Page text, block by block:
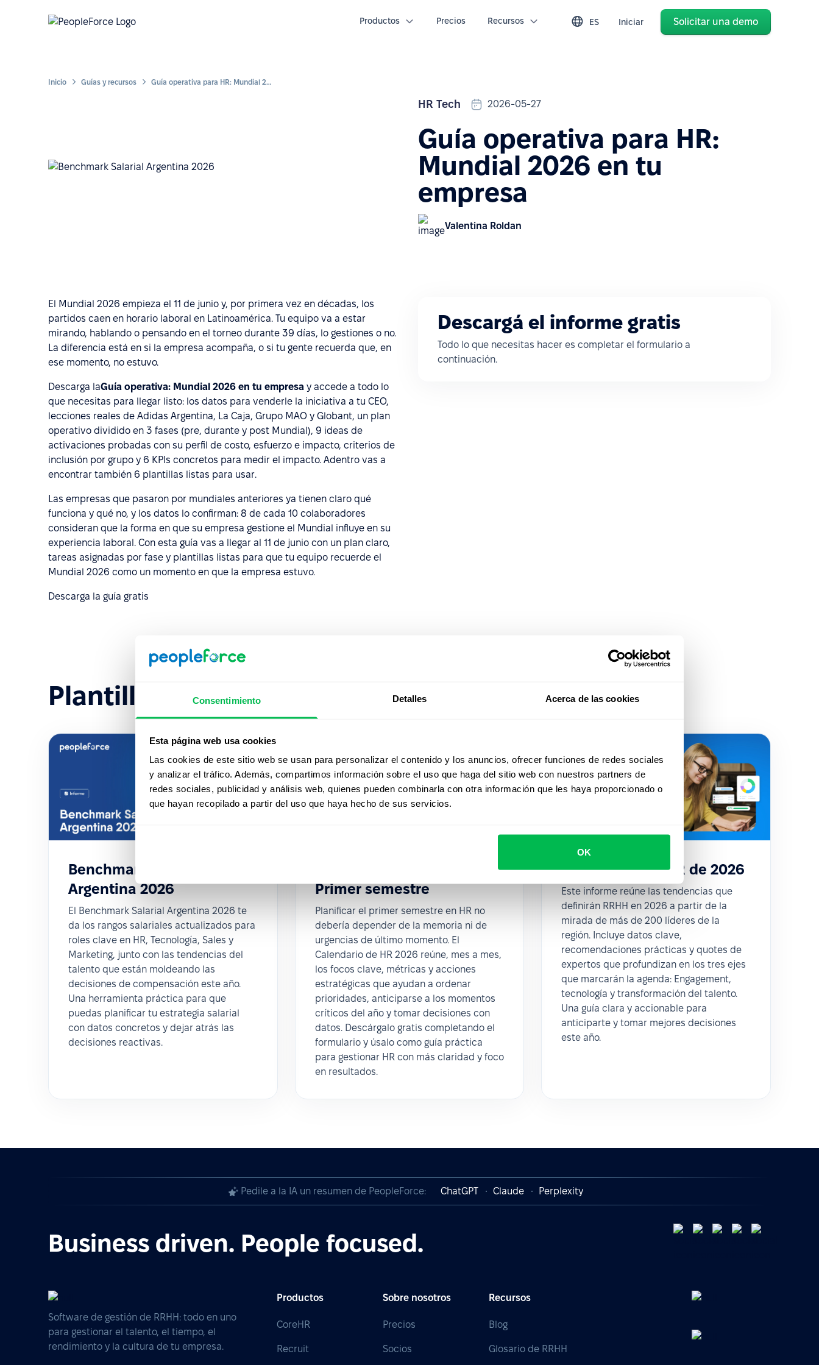
Consentimiento Detalles Acerca de las cookies
Esta página web usa cookies
Las cookies de este sitio web se usan para personalizar el contenido y los anuncios, ofrecer funciones de redes sociales
y analizar el tráfico. Además, compartimos información sobre el uso que haga del sitio web con nuestros partners de
redes sociales, publicidad y análisis web, quienes pueden combinarla con otra información que les haya proporcionado o
que hayan recopilado a partir del uso que haya hecho de sus servicios.
OK
Productos Precios Recursos ES Iniciar Solicitar una demo
Inicio Guías y recursos Guía operativa para HR: Mundial 2026 en tu empresa
HR Tech 2026-05-27
Guía operativa para HR:
Mundial 2026 en tu
empresa
Valentina Roldan
El Mundial 2026 empieza el 11 de junio y, por primera vez en décadas, los
partidos caen en horario laboral en Latinoamérica. Tu equipo va a estar
mirando, hablando o pensando en el torneo durante 39 días, lo gestiones o no.
La diferencia está en si la empresa acompaña, o si tu gente recuerda que, en
ese momento, no estuvo.
Descarga laGuía operativa: Mundial 2026 en tu empresa y accede a todo lo
que necesitas para llegar listo: los datos para venderle la iniciativa a tu CEO,
lecciones reales de Adidas Argentina, La Caja, Grupo MAO y Globant, un plan
operativo dividido en 3 fases (pre, durante y post Mundial), 9 ideas de
activaciones probadas con su perfil de costo, esfuerzo e impacto, criterios de
inclusión por grupo y 6 KPIs concretos para medir el impacto. Adentro vas a
encontrar también 6 plantillas listas para usar.
Las empresas que pasaron por mundiales anteriores ya tienen claro qué
funciona y qué no, y los datos lo confirman: 8 de cada 10 colaboradores
consideran que la forma en que su empresa gestione el Mundial influye en su
experiencia laboral. Con esta guía vas a llegar al 11 de junio con un plan claro,
tareas asignadas por fase y plantillas listas para que tu equipo recuerde el
Mundial 2026 como un momento en que la empresa estuvo.
Descarga la guía gratis
Descargá el informe gratis
Todo lo que necesitas hacer es completar el formulario a
continuación.
Plantillas recientes
Benchmark Salarial
Argentina 2026
El Benchmark Salarial Argentina 2026 te
da los rangos salariales actualizados para
roles clave en HR, Tecnología, Sales y
Marketing, junto con las tendencias del
talento que están moldeando las
decisiones de compensación este año.
Una herramienta práctica para que
puedas planificar tu estrategia salarial
con datos concretos y dejar atrás las
decisiones reactivas.
Primer semestre
Planificar el primer semestre en HR no
debería depender de la memoria ni de
urgencias de último momento. El
Calendario de HR 2026 reúne, mes a mes,
los focos clave, métricas y acciones
estratégicas que ayudan a ordenar
prioridades, anticiparse a los momentos
críticos del año y tomar decisiones con
datos. Descárgalo gratis completando el
formulario y úsalo como guía práctica
para gestionar HR con más claridad y foco
en resultados.
Tendencias de HR de 2026
Este informe reúne las tendencias que
definirán RRHH en 2026 a partir de la
mirada de más de 200 líderes de la
región. Incluye datos clave,
recomendaciones prácticas y quotes de
expertos que profundizan en los tres ejes
que marcarán la agenda: Engagement,
tecnología y transformación del talento.
Una guía clara y accionable para
anticiparte y tomar mejores decisiones
este año.
Pedile a la IA un resumen de PeopleForce: ChatGPT Claude Perplexity
Business driven. People focused.
Software de gestión de RRHH: todo en uno
para gestionar el talento, el tiempo, el
rendimiento y la cultura de tu empresa.
Productos
CoreHR
Recruit
Sobre nosotros
Precios
Socios
Recursos
Blog
Glosario de RRHH